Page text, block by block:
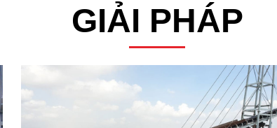
GIẢI PHÁP